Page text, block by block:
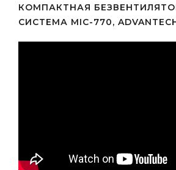
КОМПАКТНАЯ
СИСТЕМА MIC-770,